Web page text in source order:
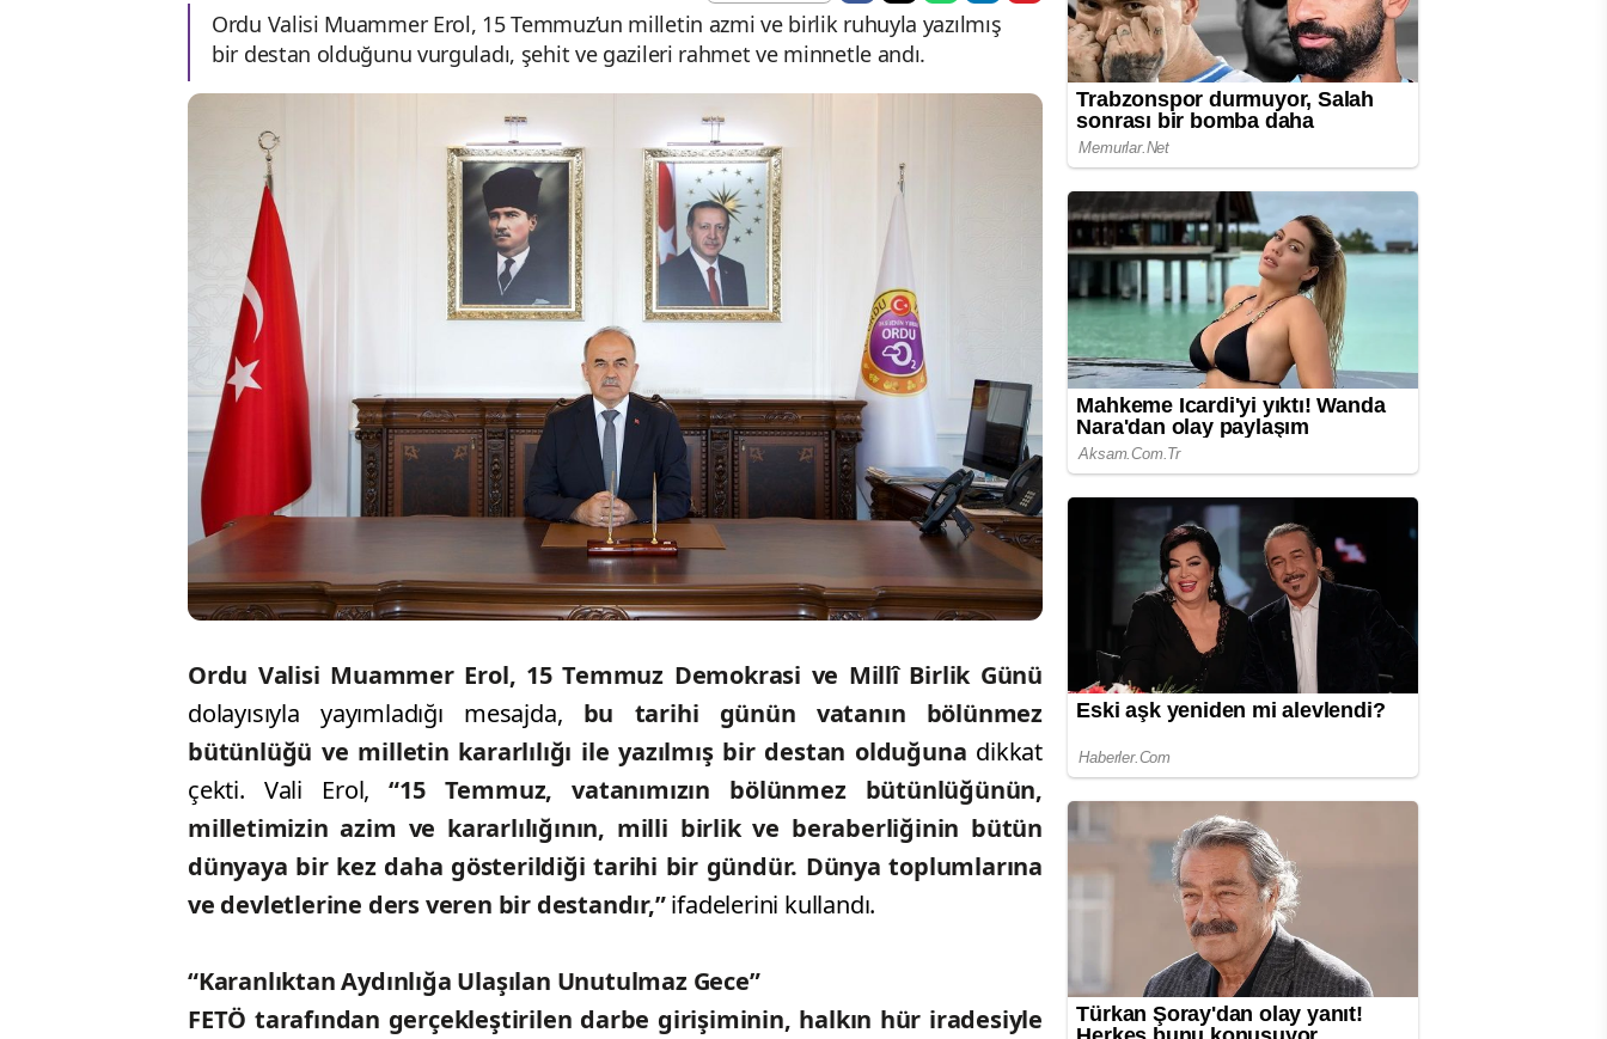
Ordu Valisi Muammer Erol, 15 Temmuz’un milletin azmi ve birlik ruhuyla yazılmış
bir destan olduğunu vurguladı, şehit ve gazileri rahmet ve minnetle andı.
Ordu Valisi Muammer Erol, 15 Temmuz Demokrasi ve Millî Birlik Günü
dolayısıyla yayımladığı mesajda, bu tarihi günün vatanın bölünmez
bütünlüğü ve milletin kararlılığı ile yazılmış bir destan olduğuna dikkat
çekti. Vali Erol,“15 Temmuz, vatanımızın bölünmez bütünlüğünün,
milletimizin azim ve kararlılığının, milli birlik ve beraberliğinin bütün
dünyaya bir kez daha gösterildiği tarihi bir gündür. Dünya toplumlarına
ve devletlerine ders veren bir destandır,”ifadelerini kullandı.
“Karanlıktan Aydınlığa Ulaşılan Unutulmaz Gece”
FETÖ tarafından gerçekleştirilen darbe girişiminin, halkın hür iradesiyle